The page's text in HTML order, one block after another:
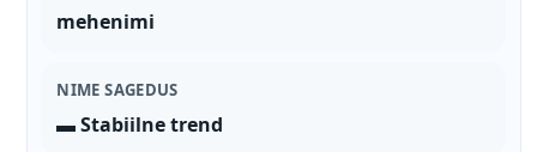
mehenimi
NIME SAGEDUS
▬ Stabiilne trend